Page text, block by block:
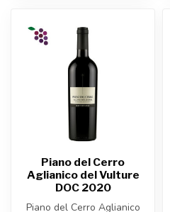
Piano del Cerro
Aglianico del Vulture
DOC 2020
Piano del Cerro Aglianico